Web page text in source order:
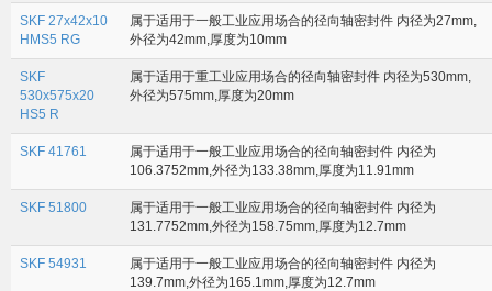
SKF 27x42x10
HMS5 RG
属于适用于一般工业应用场合的径向轴密封件 内径为27mm,
外径为42mm,厚度为10mm
SKF
530x575x20
HS5 R
属于适用于重工业应用场合的径向轴密封件 内径为530mm,
外径为575mm,厚度为20mm
SKF 41761
属于适用于一般工业应用场合的径向轴密封件 内径为
106.3752mm,外径为133.38mm,厚度为11.91mm
SKF 51800
属于适用于一般工业应用场合的径向轴密封件 内径为
131.7752mm,外径为158.75mm,厚度为12.7mm
SKF 54931
属于适用于一般工业应用场合的径向轴密封件 内径为
139.7mm,外径为165.1mm,厚度为12.7mm